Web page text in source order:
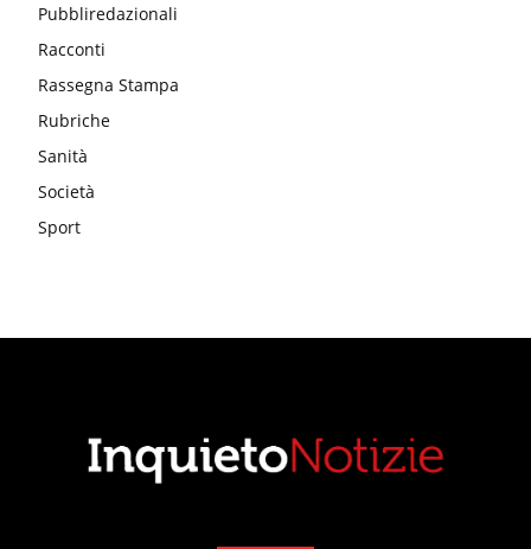
Pubbliredazionali
Racconti
Rassegna Stampa
Rubriche
Sanità
Società
Sport